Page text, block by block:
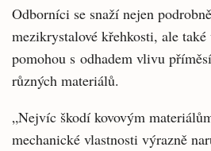
Odborníci se snaží nejen
mezikrystalové křehkosti, ale
pomohou s odhadem vlivu
různých materiálů.
„Nejvíc škodí kovovým
mechanické vlastnosti výrazně